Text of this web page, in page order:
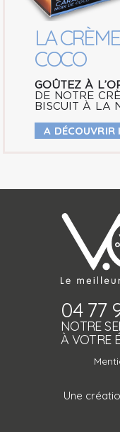
LA
COCO
GOÛTEZ À
DE NOTRE
BISCUIT À LA
A DÉCOUVRIR
04 77
NOTRE
À VOTRE
Une